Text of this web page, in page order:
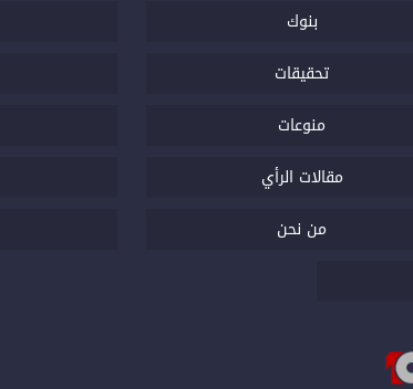
بنوك
تحقيقات
منوعات
مقالات الرأي
من نحن